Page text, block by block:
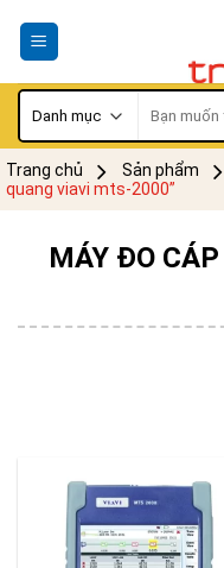
kiếm:
Trang chủ Sản phẩm
quang viavi mts-2000”
MÁY ĐO